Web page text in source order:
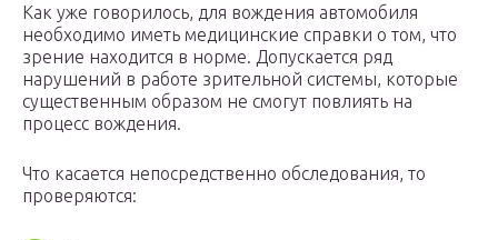
Как уже говорилось, для вождения автомобиля
необходимо иметь медицинские справки о том, что
зрение находится в норме. Допускается ряд
нарушений в работе зрительной системы, которые
существенным образом не смогут повлиять на
процесс вождения.
Что касается непосредственно обследования, то
проверяются: